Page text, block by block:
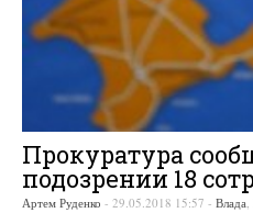
Прокуратура
подозрении 18
Артем Руденко - 29.05.2018 15:57 - Влада,